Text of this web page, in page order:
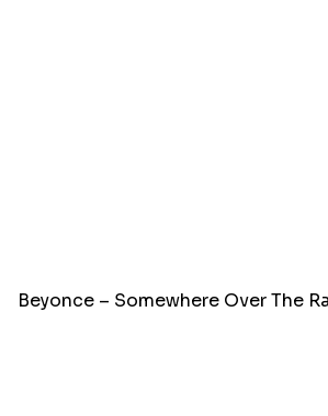
Beyonce – Somewhere Over The